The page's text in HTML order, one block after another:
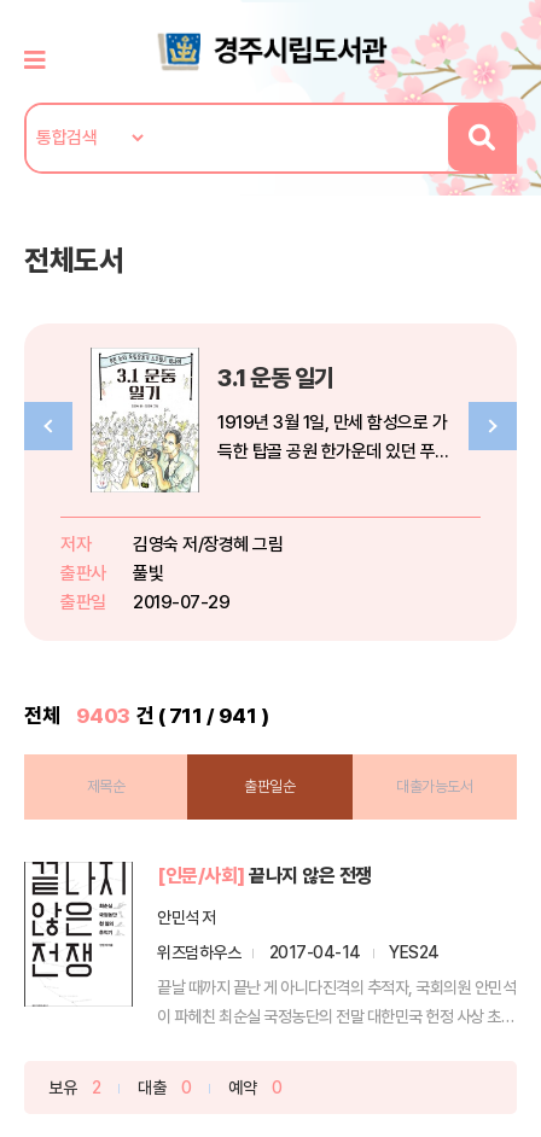
전체도서
3.1 운동 일기
1919년 3월 1일, 만세 함성으로 가
득한 탑골 공원 한가운데 있던 푸른
동이 일어난 1919년 3월 1일, 백
원...
저자
김영숙 저/장경혜 그림
출판사
풀빛
출판일
2019-07-29
전체 9403 건 ( 711 / 941 )
제목순 출판일순 대출가능도서
[인문/사회] 끝나지 않은 전쟁
안민석 저
위즈덤하우스
2017-04-14
YES24
끝날 때까지 끝난 게 아니다진격의 추적자, 국회의원 안민석
이 파헤친 최순실 국정농단의 전말 대한민국 헌정 사상 초유
보유 2 대출 0 예약 0